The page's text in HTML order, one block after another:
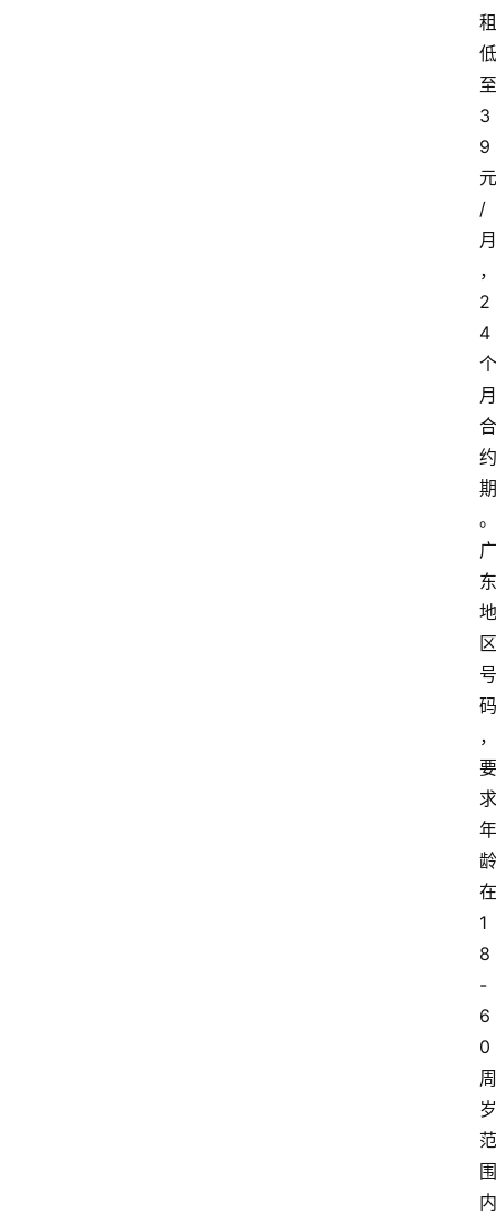
租
低
至
3
9
元
/
月
，
2
4
个
月
合
约
期
。
广
东
地
区
号
码
，
要
求
年
龄
在
1
8
-
6
0
周
岁
范
围
内